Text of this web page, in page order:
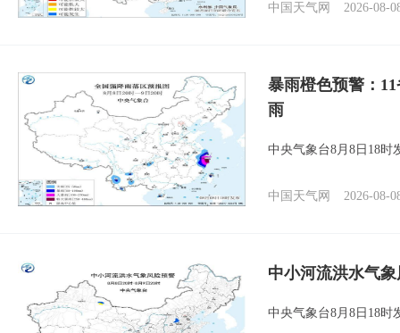
中国天气网 2026-08-
暴雨橙色预警：
雨
中央气象台8月8日18时
中国天气网 2026-08-
中小河流洪水气
中央气象台8月8日18时